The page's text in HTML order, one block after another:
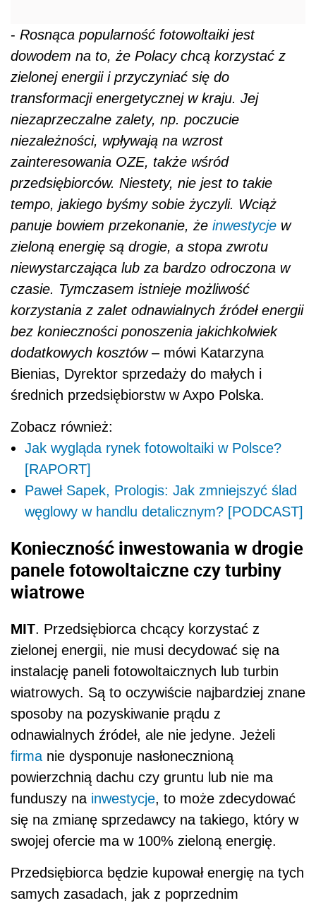
- Rosnąca popularność fotowoltaiki jest
dowodem na to, że Polacy chcą korzystać z
zielonej energii i przyczyniać się do
transformacji energetycznej w kraju. Jej
niezaprzeczalne zalety, np. poczucie
niezależności, wpływają na wzrost
zainteresowania OZE, także wśród
przedsiębiorców. Niestety, nie jest to takie
tempo, jakiego byśmy sobie życzyli. Wciąż
panuje bowiem przekonanie, że inwestycje w
zieloną energię są drogie, a stopa zwrotu
niewystarczająca lub za bardzo odroczona w
czasie. Tymczasem istnieje możliwość
korzystania z zalet odnawialnych źródeł energii
bez konieczności ponoszenia jakichkolwiek
dodatkowych kosztów– mówi Katarzyna
Bienias, Dyrektor sprzedaży do małych i
średnich przedsiębiorstw w Axpo Polska.
Zobacz również:
Jak wygląda rynek fotowoltaiki w Polsce?
[RAPORT]
Paweł Sapek, Prologis: Jak zmniejszyć ślad
węglowy w handlu detalicznym? [PODCAST]
Konieczność inwestowania w drogie
panele fotowoltaiczne czy turbiny
wiatrowe
MIT. Przedsiębiorca chcący korzystać z
zielonej energii, nie musi decydować się na
instalację paneli fotowoltaicznych lub turbin
wiatrowych. Są to oczywiście najbardziej znane
sposoby na pozyskiwanie prądu z
odnawialnych źródeł, ale nie jedyne. Jeżeli
firma nie dysponuje nasłonecznioną
powierzchnią dachu czy gruntu lub nie ma
funduszy na inwestycje, to może zdecydować
się na zmianę sprzedawcy na takiego, który w
swojej ofercie ma w 100% zieloną energię.
Przedsiębiorca będzie kupował energię na tych
samych zasadach, jak z poprzednim